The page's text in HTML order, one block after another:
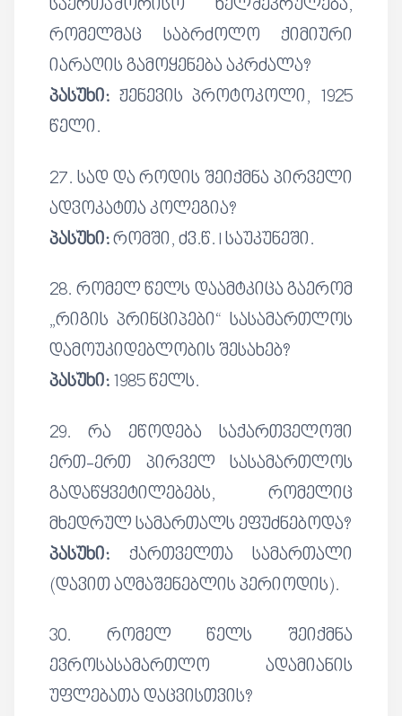
საერთაშორისო ხელშეკრულება,
რომელმაც საბრძოლო ქიმიური
იარაღის გამოყენება აკრძალა?
პასუხი: ჟენევის პროტოკოლი, 1925
წელი.
27. სად და როდის შეიქმნა პირველი
ადვოკატთა კოლეგია?
პასუხი:რომში, ძვ.წ. I საუკუნეში.
28. რომელ წელს დაამტკიცა გაერომ
„რიგის პრინციპები“ სასამართლოს
დამოუკიდებლობის შესახებ?
პასუხი: 1985 წელს.
29. რა ეწოდება საქართველოში
ერთ-ერთ პირველ სასამართლოს
გადაწყვეტილებებს, რომელიც
მხედრულ სამართალს ეფუძნებოდა?
პასუხი: ქართველთა სამართალი
(დავით აღმაშენებლის პერიოდის).
30. რომელ წელს შეიქმნა
ევროსასამართლო ადამიანის
უფლებათა დაცვისთვის?